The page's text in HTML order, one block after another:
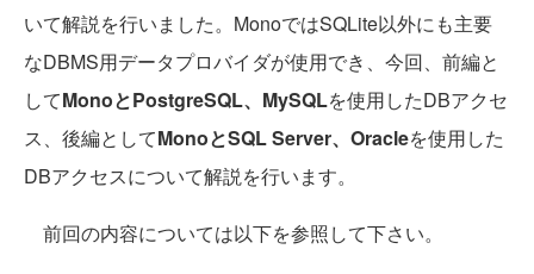
いて解説を行いました。MonoではSQLite以外にも主要
なDBMS用データプロバイダが使用でき、今回、前編と
してMonoとPostgreSQL、MySQLを使用したDBアクセ
ス、後編としてMonoとSQL Server、Oracleを使用した
DBアクセスについて解説を行います。
前回の内容については以下を参照して下さい。